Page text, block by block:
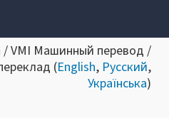
/ VMI Машинный перевод /
(English, Русский,
Українська)